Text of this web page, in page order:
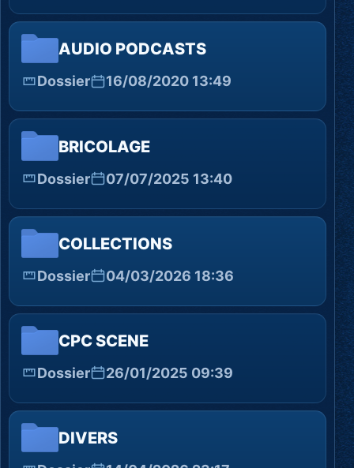
AUDIO PODCASTS
Dossier 16/08/2020 13:49
BRICOLAGE
Dossier 07/07/2025 13:40
COLLECTIONS
Dossier 04/03/2026 18:36
CPC SCENE
Dossier 26/01/2025 09:39
DIVERS